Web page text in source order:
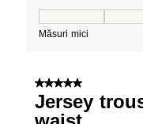
Măsuri mici
5 din 5 stele.
Jersey